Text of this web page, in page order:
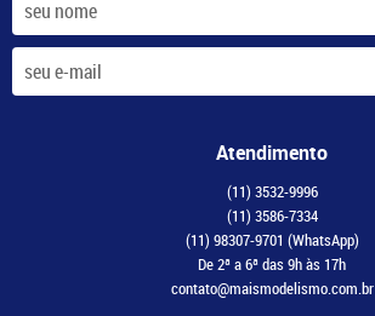
Atendimento
(11) 3532-9996
(11) 3586-7334
(11) 98307-9701 (WhatsApp)
De 2ª a 6ª das 9h às 17h
contato@maismodelismo.com.br